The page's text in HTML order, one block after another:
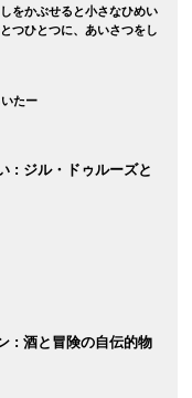
をかぶせると小さなひめい
つひとつに、あいさつをし
たー
: ジル・ドゥルーズと
: 酒と冒険の自伝的物